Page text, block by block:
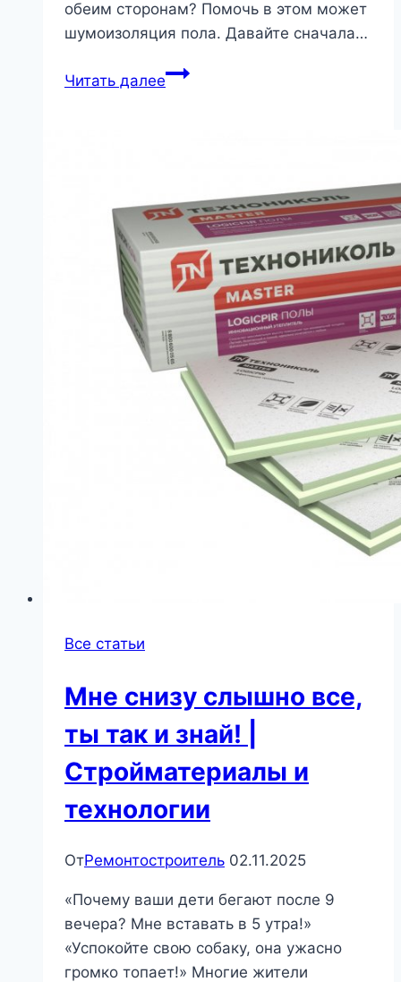
обеим сторонам? Помочь в этом может
шумоизоляция пола. Давайте сначала…
Читать далееМне
и
знай!
Стройматериалы
технологии
Все статьи
Мне снизу слышно все,
ты так и знай! |
Стройматериалы и
технологии
ОтРемонтостроитель 02.11.2025
«Почему ваши дети бегают после 9
вечера? Мне вставать в 5 утра!»
«Успокойте свою собаку, она ужасно
громко топает!» Многие жители